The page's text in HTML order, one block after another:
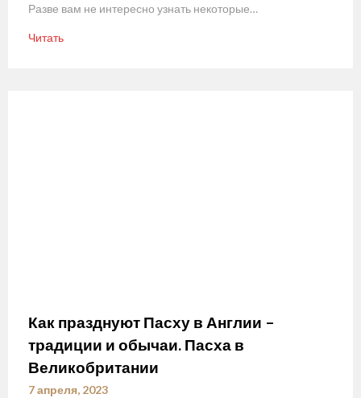
Разве вам не интересно узнать некоторые…
Читать
Как празднуют Пасху в Англии –
традиции и обычаи. Пасха в
Великобритании
7 апреля, 2023